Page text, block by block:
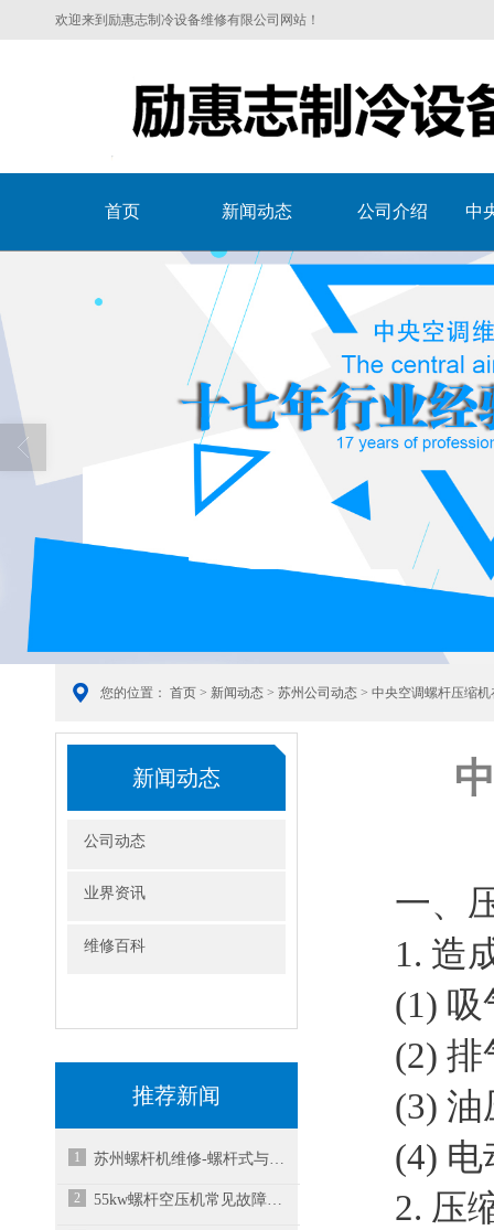
欢迎来到励惠志制冷设备维修有限公司网站！
首页 新闻动态 公司介绍 中
您的位置： 首页 > 新闻动态 > 苏州公司动态 > 中央空调螺杆压缩
新闻动态
公司动态
业界资讯
维修百科
推荐新闻
1 苏州螺杆机维修-螺杆式与离心式冷水机组有什么
2 55kw螺杆空压机常见故障及排查方法
一、
1. 造
(1)
(2)
(3)
(4)
2. 压